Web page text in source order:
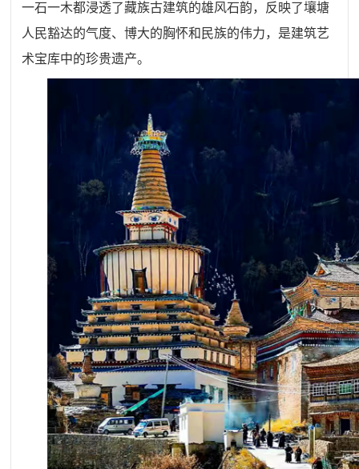
一石一木都浸透了藏族古建筑的雄风石韵，反映了壤塘
人民豁达的气度、博大的胸怀和民族的伟力，是建筑艺
术宝库中的珍贵遗产。